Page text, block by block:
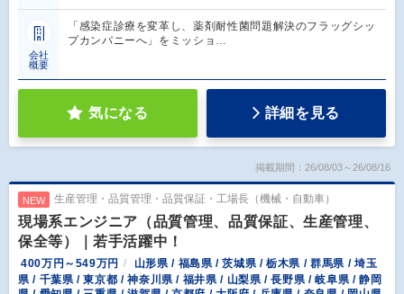
会社
概要
「感染症診療を変革し、薬剤耐性菌問題解決のフラッグシッ
プカンパニーへ」をミッショ…
気になる 詳細を見る
掲載期間：26/08/03～26/08/16
NEW 生産管理・品質管理・品質保証・工場長（機械・自動車）
現場系エンジニア（品質管理、品質保証、生産管理、
保全等）｜若手活躍中！
400万円～549万円
山形県 / 福島県 / 茨城県 / 栃木県 / 群馬県 / 埼玉
県 / 千葉県 / 東京都 / 神奈川県 / 福井県 / 山梨県 / 長野県 / 岐阜県 / 静岡